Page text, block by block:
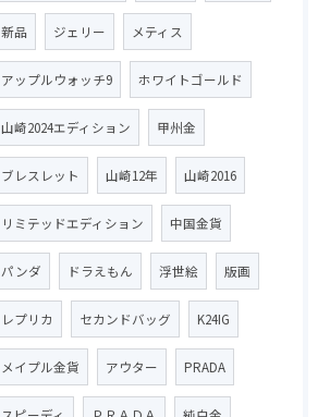
新品 ジェリー メティス
アップルウォッチ9 ホワイトゴールド
山崎2024エディション 甲州金
ブレスレット 山崎12年 山崎2016
リミテッドエディション 中国金貨
パンダ ドラえもん 浮世絵 版画
レプリカ セカンドバッグ K24IG
メイプル金貨 アウター PRADA